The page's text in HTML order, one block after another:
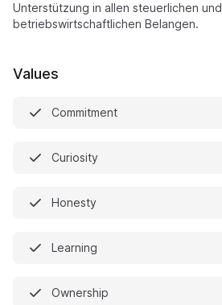
Unterstützung in allen steuerlichen und
betriebswirtschaftlichen Belangen.
Values
Commitment
Curiosity
Honesty
Learning
Ownership